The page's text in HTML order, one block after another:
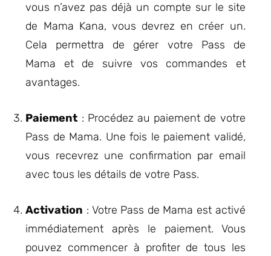
vous n’avez pas déjà un compte sur le site
de Mama Kana, vous devrez en créer un.
Cela permettra de gérer votre Pass de
Mama et de suivre vos commandes et
avantages.
Paiement : Procédez au paiement de votre
Pass de Mama. Une fois le paiement validé,
vous recevrez une confirmation par email
avec tous les détails de votre Pass.
Activation : Votre Pass de Mama est activé
immédiatement après le paiement. Vous
pouvez commencer à profiter de tous les